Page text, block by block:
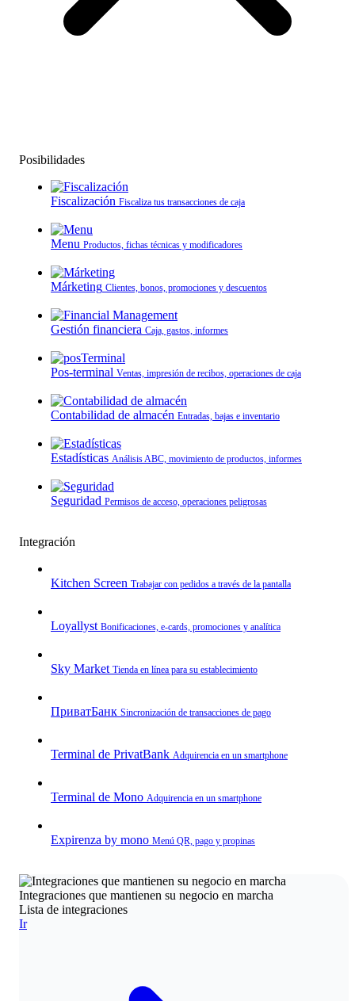
Posibilidades
Fiscalización Fiscaliza tus transacciones de caja
Menu Productos, fichas técnicas y modificadores
Márketing Clientes, bonos, promociones y descuentos
Gestión financiera Caja, gastos, informes
Pos-terminal Ventas, impresión de recibos, operaciones de caja
Contabilidad de almacén Entradas, bajas e inventario
Estadísticas Análisis ABC, movimiento de productos, informes
Seguridad Permisos de acceso, operaciones peligrosas
Integración
Kitchen Screen Trabajar con pedidos a través de la pantalla
Loyallyst Bonificaciones, e‑cards, promociones y analítica
Sky Market Tienda en línea para su establecimiento
ПриватБанк Sincronización de transacciones de pago
Terminal de PrivatBank Adquirencia en un smartphone
Terminal de Mono Adquirencia en un smartphone
Expirenza by mono Menú QR, pago y propinas
Integraciones que mantienen su negocio en marcha
Lista de integraciones
Ir